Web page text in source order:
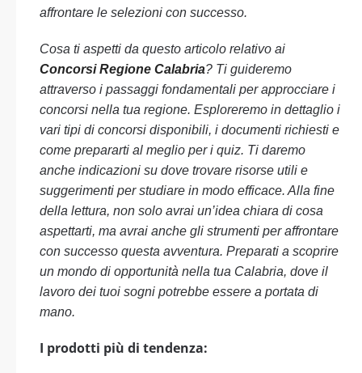
affrontare le selezioni con successo.
Cosa ti aspetti da questo articolo relativo ai
Concorsi Regione Calabria? Ti guideremo
attraverso i passaggi fondamentali per approcciare i
concorsi nella tua regione. Esploreremo in dettaglio i
vari tipi di concorsi disponibili, i documenti richiesti e
come prepararti al meglio per i quiz. Ti daremo
anche indicazioni su dove trovare risorse utili e
suggerimenti per studiare in modo efficace. Alla fine
della lettura, non solo avrai un’idea chiara di cosa
aspettarti, ma avrai anche gli strumenti per affrontare
con successo questa avventura. Preparati a scoprire
un mondo di opportunità nella tua Calabria, dove il
lavoro dei tuoi sogni potrebbe essere a portata di
mano.
I prodotti più di tendenza: